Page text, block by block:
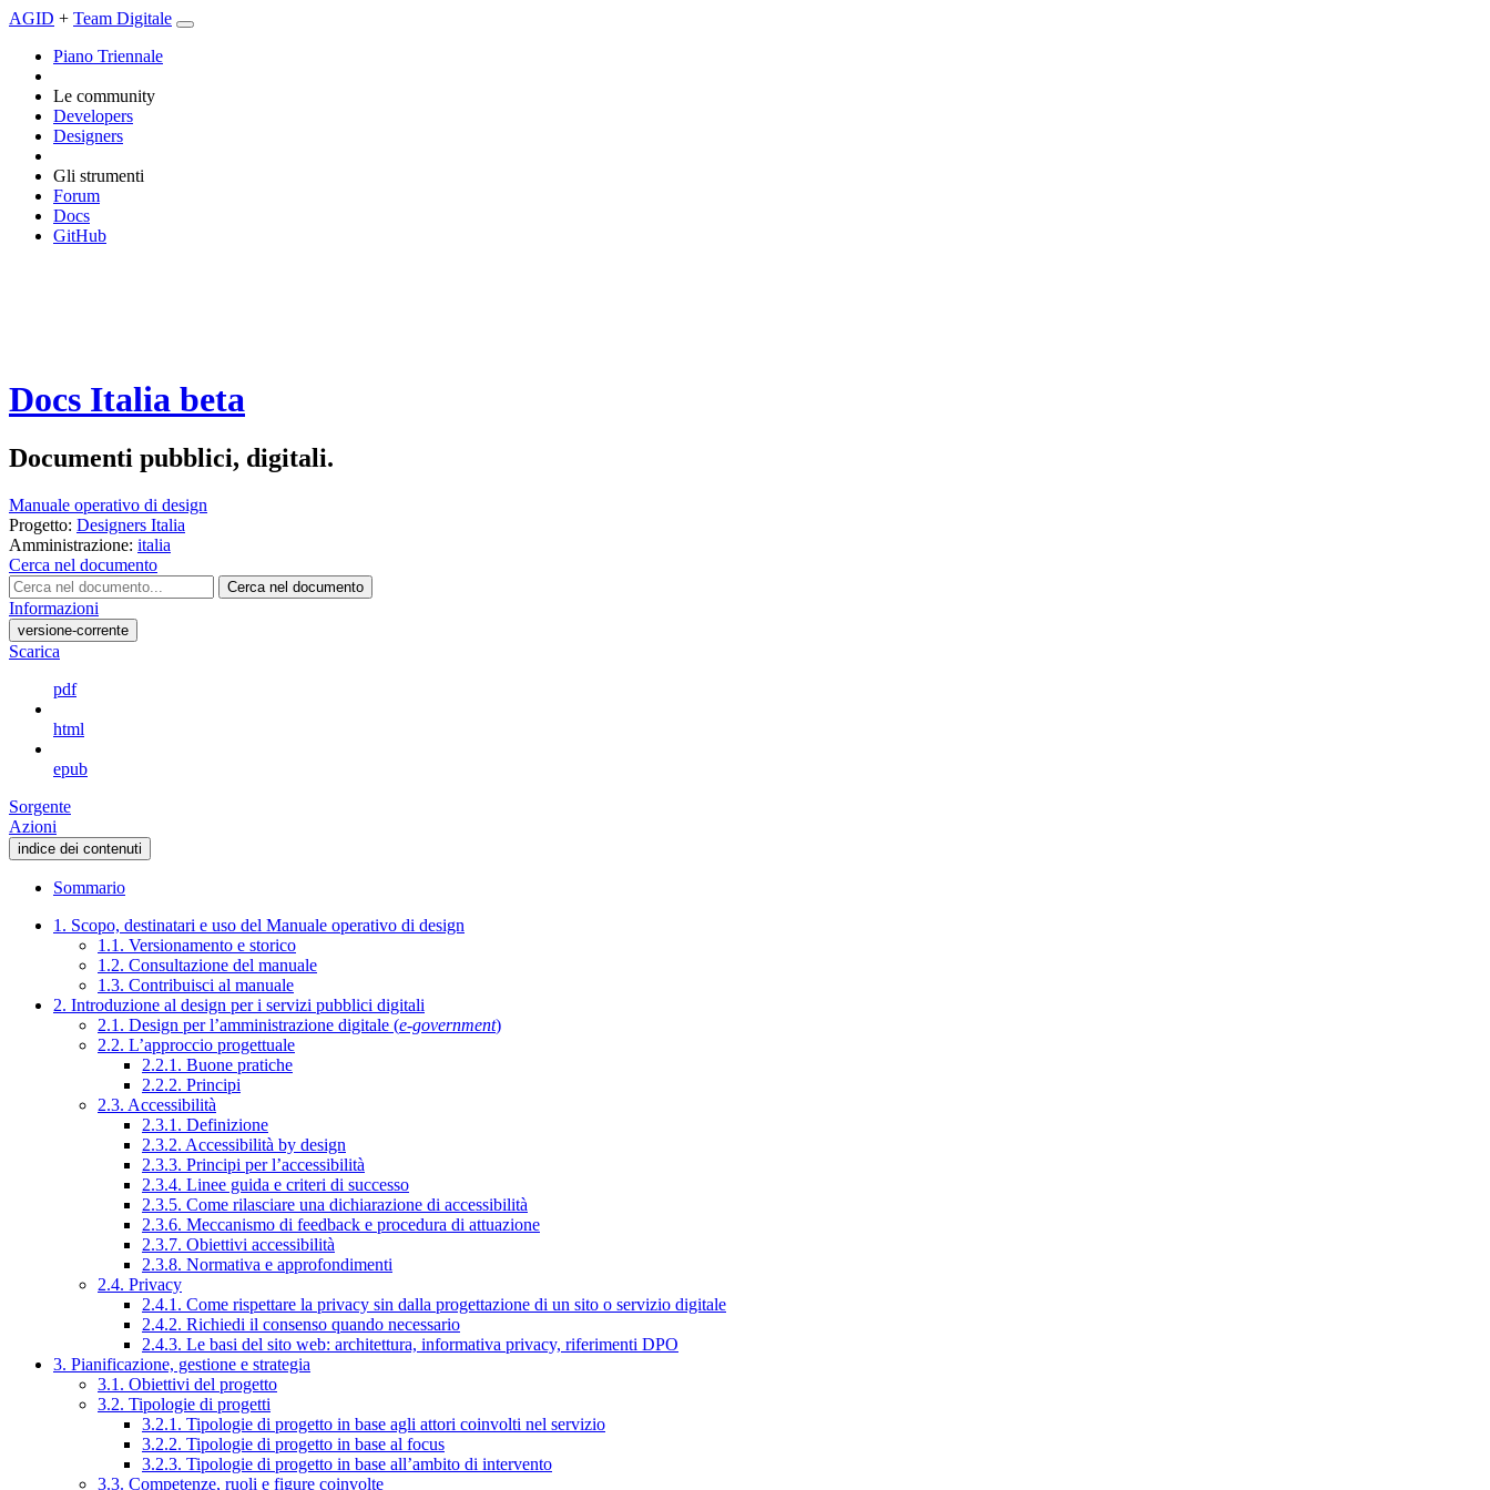
AGID + Team Digitale
Piano Triennale
Le community
Developers
Designers
Gli strumenti
Forum
Docs
GitHub
Docs Italia beta
Documenti pubblici, digitali.
Manuale operativo di design
Progetto: Designers Italia
Amministrazione: italia
Cerca nel documento
Cerca nel documento
Informazioni
versione-corrente
Scarica
pdf
html
epub
Sorgente
Azioni
indice dei contenuti
Sommario
1. Scopo, destinatari e uso del Manuale operativo di design
1.1. Versionamento e storico
1.2. Consultazione del manuale
1.3. Contribuisci al manuale
2. Introduzione al design per i servizi pubblici digitali
2.1. Design per l’amministrazione digitale (e-government)
2.2. L’approccio progettuale
2.2.1. Buone pratiche
2.2.2. Principi
2.3. Accessibilità
2.3.1. Definizione
2.3.2. Accessibilità by design
2.3.3. Principi per l’accessibilità
2.3.4. Linee guida e criteri di successo
2.3.5. Come rilasciare una dichiarazione di accessibilità
2.3.6. Meccanismo di feedback e procedura di attuazione
2.3.7. Obiettivi accessibilità
2.3.8. Normativa e approfondimenti
2.4. Privacy
2.4.1. Come rispettare la privacy sin dalla progettazione di un sito o servizio digitale
2.4.2. Richiedi il consenso quando necessario
2.4.3. Le basi del sito web: architettura, informativa privacy, riferimenti DPO
3. Pianificazione, gestione e strategia
3.1. Obiettivi del progetto
3.2. Tipologie di progetti
3.2.1. Tipologie di progetto in base agli attori coinvolti nel servizio
3.2.2. Tipologie di progetto in base al focus
3.2.3. Tipologie di progetto in base all’ambito di intervento
3.3. Competenze, ruoli e figure coinvolte